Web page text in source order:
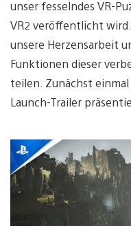
unser fesselndes VR-
VR2 veröffentlicht
unsere Herzensarbeit
Funktionen dieser
teilen. Zunächst
Launch-Trailer